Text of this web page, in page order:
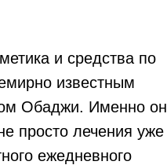
и средства по
известным
Обаджи. Именно он
просто лечения уже
ежедневного